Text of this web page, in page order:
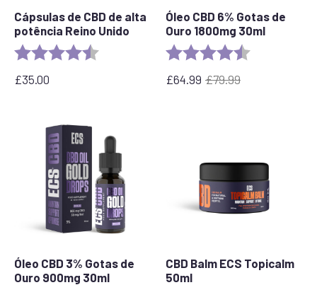
Cápsulas de CBD de alta
potência Reino Unido
Rating: 4.8 out of 5 stars
£35.00
Óleo CBD 6% Gotas de
Ouro 1800mg 30ml
Rating:
£79.99
O
£64.99
O
Óleo CBD 3% Gotas de
Ouro 900mg 30ml
CBD Balm ECS Topicalm
50ml